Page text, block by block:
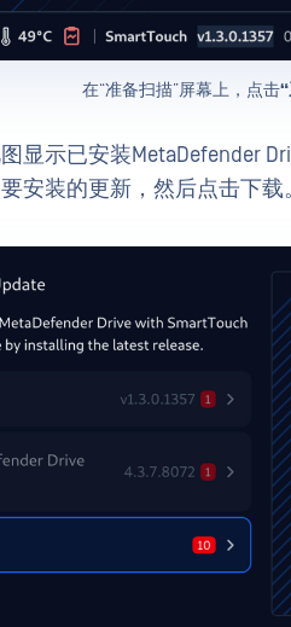
在“准备扫描”屏幕上，点击
显示已安装MetaDefender
安装的更新，然后点击下载